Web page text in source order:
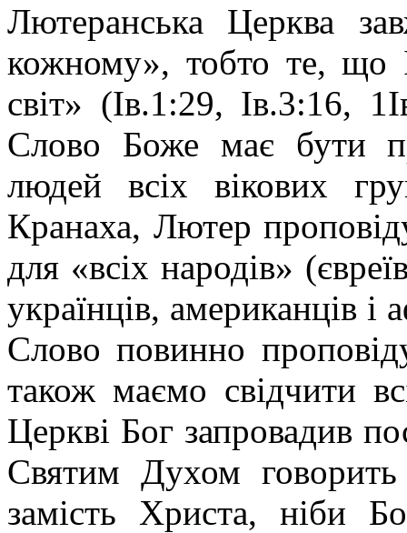
Лютеранська Церква
кожному», тобто те, що
світ» (Ів.1:29, Ів.3:16,
Слово Боже має бути
людей всіх вікових
Кранаха, Лютер
для «всіх народів»
українців, американців
Слово повинно
також маємо свідчити
Церкві Бог запровадив
Святим Духом
замість Христа, ніби